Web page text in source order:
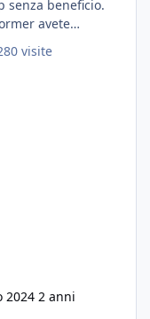
senza beneficio.
avete
con questa
visite
2024 2 anni